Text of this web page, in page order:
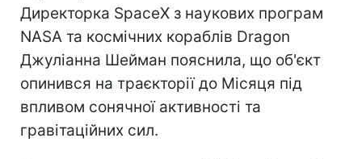
Директорка SpaceX з наукових програм
NASA та космічних кораблів Dragon
Джуліанна Шейман пояснила, що об'єкт
опинився на траєкторії до Місяця під
впливом сонячної активності та
гравітаційних сил.